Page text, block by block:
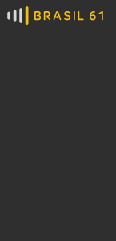
Ver todas as